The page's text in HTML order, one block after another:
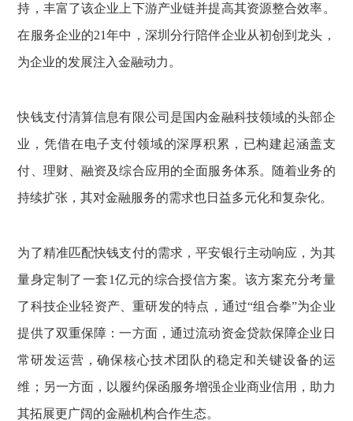
持，丰富了该企业上下游产业链并提高其资源整合效率。
在服务企业的21年中，深圳分行陪伴企业从初创到龙头，
为企业的发展注入金融动力。
快钱支付清算信息有限公司是国内金融科技领域的头部企
业，凭借在电子支付领域的深厚积累，已构建起涵盖支
付、理财、融资及综合应用的全面服务体系。随着业务的
持续扩张，其对金融服务的需求也日益多元化和复杂化。
为了精准匹配快钱支付的需求，平安银行主动响应，为其
量身定制了一套1亿元的综合授信方案。该方案充分考量
了科技企业轻资产、重研发的特点，通过“组合拳”为企业
提供了双重保障：一方面，通过流动资金贷款保障企业日
常研发运营，确保核心技术团队的稳定和关键设备的运
维；另一方面，以履约保函服务增强企业商业信用，助力
其拓展更广阔的金融机构合作生态。